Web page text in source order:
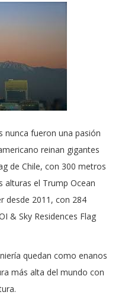
nunca fueron una pasión
reinan gigantes
de Chile, con 300 metros
alturas el Trump Ocean
desde 2011, con 284
& Sky Residences Flag
quedan como enanos
más alta del mundo con